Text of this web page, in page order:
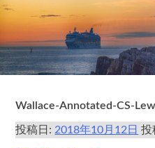
キ
ッ
プ
Wallace-Annotated-CS-
投稿日: 2018年10月12日 投